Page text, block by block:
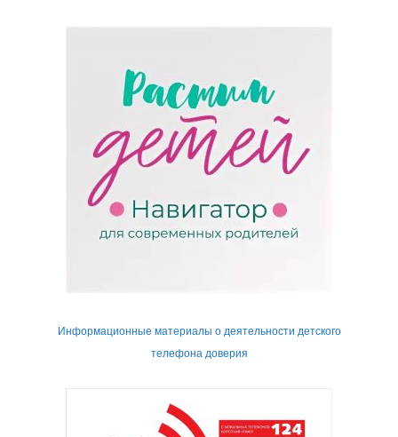
Информационные материалы о деятельности детского
телефона доверия